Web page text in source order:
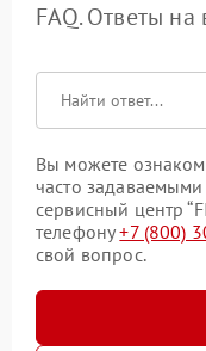
FAQ. Ответы
Вы можете
часто
сервисный центр
телефону+7 (800)
свой вопрос.